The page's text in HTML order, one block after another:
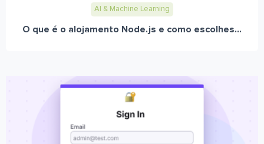
AI & Machine Learning
O que é o alojamento Node.js e como escolhes...